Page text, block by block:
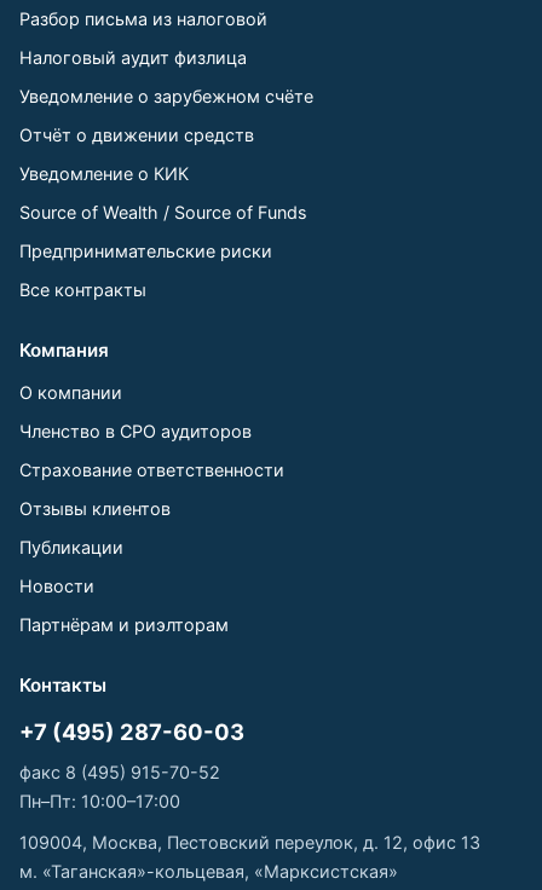
Разбор письма из налоговой
Налоговый аудит физлица
Уведомление о зарубежном счёте
Отчёт о движении средств
Уведомление о КИК
Source of Wealth / Source of Funds
Предпринимательские риски
Все контракты
Компания
О компании
Членство в СРО аудиторов
Страхование ответственности
Отзывы клиентов
Публикации
Новости
Партнёрам и риэлторам
Контакты
+7 (495) 287-60-03
факс 8 (495) 915-70-52
Пн–Пт: 10:00–17:00
109004, Москва, Пестовский переулок, д. 12, офис 13
м. «Таганская»-кольцевая, «Марксистская»